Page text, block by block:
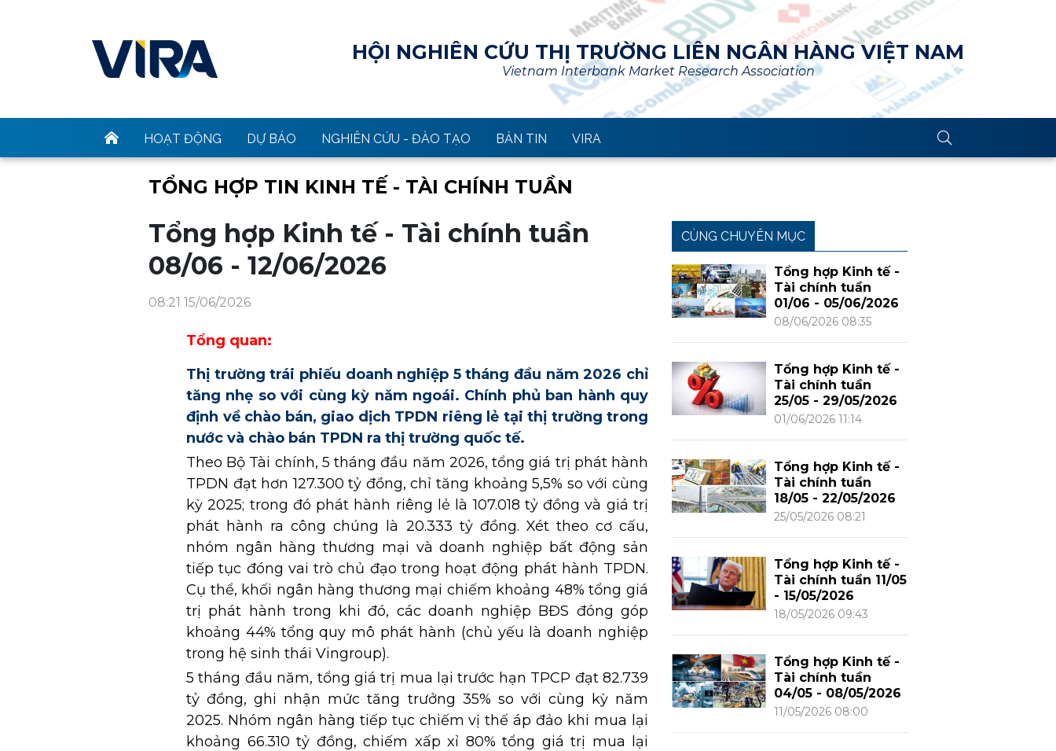
HỘI NGHIÊN CỨU THỊ TRƯỜNG LIÊN NGÂN HÀNG VIỆT NAM
Vietnam Interbank Market Research Association
HOẠT ĐỘNG DỰ BÁO NGHIÊN CỨU - ĐÀO TẠO BẢN TIN VIRA
TỔNG HỢP TIN KINH TẾ - TÀI CHÍNH TUẦN
Tổng hợp Kinh tế - Tài chính tuần
08/06 - 12/06/2026
08:21 15/06/2026
Tổng quan:
Thị trường trái phiếu doanh nghiệp 5 tháng đầu năm 2026 chỉ
tăng nhẹ so với cùng kỳ năm ngoái. Chính phủ ban hành quy
định về chào bán, giao dịch TPDN riêng lẻ tại thị trường trong
nước và chào bán TPDN ra thị trường quốc tế.
Theo Bộ Tài chính, 5 tháng đầu năm 2026, tổng giá trị phát hành
TPDN đạt hơn 127.300 tỷ đồng, chỉ tăng khoảng 5,5% so với cùng
kỳ 2025; trong đó phát hành riêng lẻ là 107.018 tỷ đồng và giá trị
phát hành ra công chúng là 20.333 tỷ đồng. Xét theo cơ cấu,
nhóm ngân hàng thương mại và doanh nghiệp bất động sản
tiếp tục đóng vai trò chủ đạo trong hoạt động phát hành TPDN.
Cụ thể, khối ngân hàng thương mại chiếm khoảng 48% tổng giá
trị phát hành trong khi đó, các doanh nghiệp BĐS đóng góp
khoảng 44% tổng quy mô phát hành (chủ yếu là doanh nghiệp
trong hệ sinh thái Vingroup).
5 tháng đầu năm, tổng giá trị mua lại trước hạn TPCP đạt 82.739
tỷ đồng, ghi nhận mức tăng trưởng 35% so với cùng kỳ năm
2025. Nhóm ngân hàng tiếp tục chiếm vị thế áp đảo khi mua lại
khoảng 66.310 tỷ đồng, chiếm xấp xỉ 80% tổng giá trị mua lại
CÙNG CHUYÊN MỤC
Tổng hợp Kinh tế -
Tài chính tuần
01/06 - 05/06/2026
08/06/2026 08:35
Tổng hợp Kinh tế -
Tài chính tuần
25/05 - 29/05/2026
01/06/2026 11:14
Tổng hợp Kinh tế -
Tài chính tuần
18/05 - 22/05/2026
25/05/2026 08:21
Tổng hợp Kinh tế -
Tài chính tuần 11/05
- 15/05/2026
18/05/2026 09:43
Tổng hợp Kinh tế -
Tài chính tuần
04/05 - 08/05/2026
11/05/2026 08:00